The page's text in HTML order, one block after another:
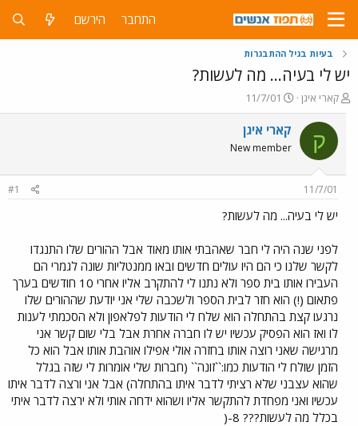
התחבר הירשם
בעיות בגיל ההתבגרות
יש לי בעיה... מה לעשות?
פ
ו
ת
ח
ה
ש
א
קארי איגן
פ
ו
ר
ס
ם
11/7/01
ק קארי איגן
New member
11/7/01
#1
יש לי בעיה... מה לעשות?
לפני שנה היה לי חבר שאהבתי אותו מאוד אבל ההורים שלו התנגדו
לקשר שלנו כי הם היו עולים חדשים ובאו ממנטליות שונה לגמרי הם
העבירו אותו בית ספר ולא נתנו לי להתקרב אליו אחרי 10 חודשים בערך
פתאום (!) הוא חזר לבית הספר ולשכבה שלי אני יודעת שההורים שלו
נרגעו קצת בהתחלה הוא שלח לי הודעות לפלאפון ולא הסכמתי לענות
לו ואז הוא הפסיק עכשיו יש לו חברה אחרת אבל בלי שום קשר אני
מרגישה שאני רוצה אותו בחזרה אולי אפילו אוהבת אותו אבל הוא כל
הזמן שולח לי הודעות כמו:``זונה`` (חברות שלי אומרות לי שזה בגלל
שהוא עצבני שלא רציתי לדבר איתו בהתחלה) אבל אני ורצה לדבר איתו
עכשיו ואני מפחדת להתקשר אליו ושהוא ידחה אותי ולא ירצה לדבר איתי
בכלל מה לעשות??? 8-(